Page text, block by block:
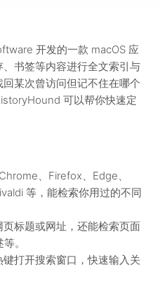
开发的一款 macOS 应
书签等内容进行全文索引与
某次曾访问但记不住在哪个
可以帮你快速定
、Firefox、Edge、
等，能检索你用过的不同
标题或网址，还能检索页面
。
打开搜索窗口，快速输入关